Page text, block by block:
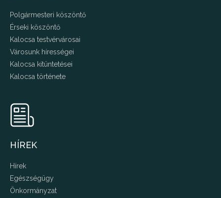
Polgármesteri köszöntő
Érseki köszöntő
Kalocsa testvérvárosai
Városunk hírességei
Kalocsa kitüntetései
Kalocsa története
HÍREK
Hírek
Egészségügy
Önkormányzat